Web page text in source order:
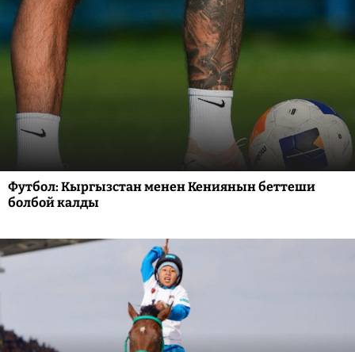
Футбол: Кыргызстан менен Кениянын беттеши
болбой калды